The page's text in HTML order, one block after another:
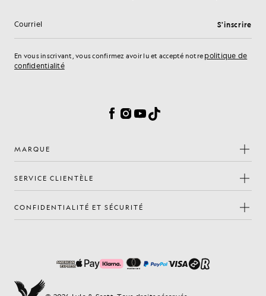
Adresse e-mail S'inscrire
En vous inscrivant, vous confirmez avoir lu et accepté notre politique de
confidentialité
Facebook
Instagram
YouTube
TikTok
MARQUE
SERVICE CLIENTÈLE
CONFIDENTIALITÉ ET SÉCURITÉ